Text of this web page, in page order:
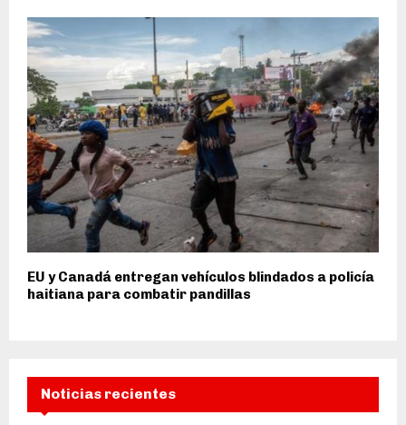
EU y Canadá entregan vehículos blindados a policía
haitiana para combatir pandillas
Noticias recientes